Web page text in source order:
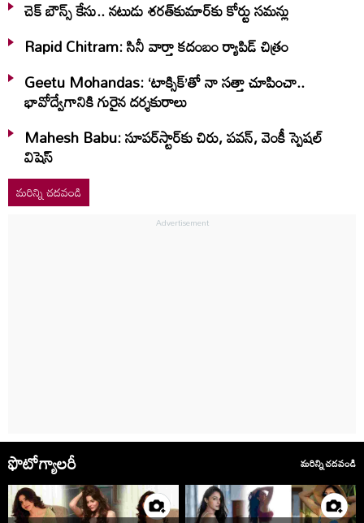
చెక్ బౌన్స్ కేసు.. నటుడు శరత్‌కుమార్‌కు కోర్టు సమన్లు
Rapid Chitram: సినీ వార్తా కదంబం ర్యాపిడ్ చిత్రం
Geetu Mohandas: ‘టాక్సిక్‌’తో నా సత్తా చూపించా..
భావోద్వేగానికి గురైన దర్శకురాలు
Mahesh Babu: సూపర్‌స్టార్‌కు చిరు, పవన్‌, వెంకీ స్పెషల్‌
విషెస్‌
మరిన్ని చదవండి
ఫొటోగ్యాలరీ మరిన్ని చదవండి